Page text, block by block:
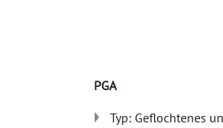
PGA
Typ: Geflochtenes